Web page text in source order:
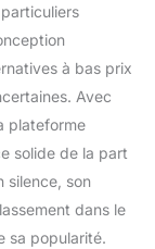
à bas prix
Avec
plateforme
solide de la part
silence, son
dans le
sa popularité.